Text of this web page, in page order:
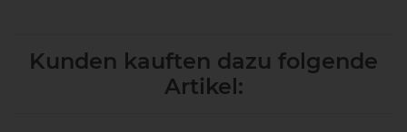
Kunden kauften dazu folgende
Artikel: